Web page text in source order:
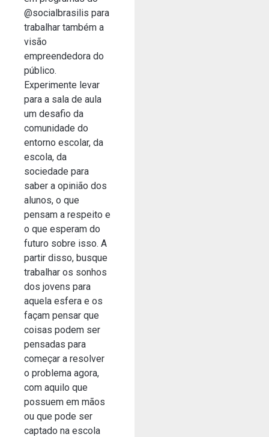
@socialbrasilis para
trabalhar também a
visão
empreendedora do
público.
Experimente levar
para a sala de aula
um desafio da
comunidade do
entorno escolar, da
escola, da
sociedade para
saber a opinião dos
alunos, o que
pensam a respeito e
o que esperam do
futuro sobre isso. A
partir disso, busque
trabalhar os sonhos
dos jovens para
aquela esfera e os
façam pensar que
coisas podem ser
pensadas para
começar a resolver
o problema agora,
com aquilo que
possuem em mãos
ou que pode ser
captado na escola